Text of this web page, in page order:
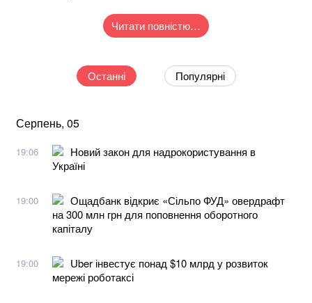
Читати повністю…
Останні Популярні
Серпень, 05
19:06
Новий закон для надрокористування в
Україні
19:00
Ощадбанк відкриє «Сільпо ФУД» овердрафт
на 300 млн грн для поповнення оборотного
капіталу
19:00
Uber інвестує понад $10 млрд у розвиток
мережі роботаксі